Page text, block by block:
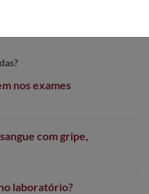
nos exames
com gripe,
laboratório?